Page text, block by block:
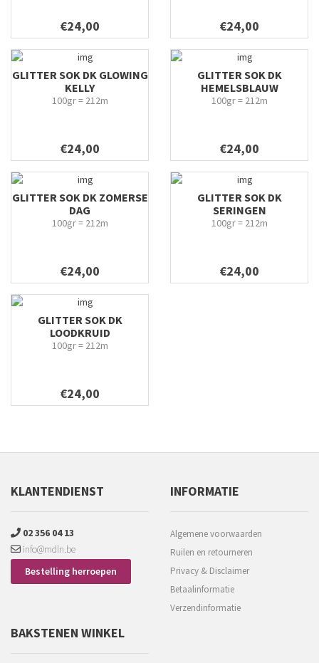
€24,00 €24,00
GLITTER SOK DK GLOWING
KELLY
100gr = 212m
€24,00
GLITTER SOK DK
HEMELSBLAUW
100gr = 212m
€24,00
GLITTER SOK DK ZOMERSE
DAG
100gr = 212m
€24,00
GLITTER SOK DK
SERINGEN
100gr = 212m
€24,00
GLITTER SOK DK
LOODKRUID
100gr = 212m
€24,00
KLANTENDIENST
02 356 04 13
info@mdln.be
Bestelling herroepen
BAKSTENEN WINKEL
INFORMATIE
Algemene voorwaarden
Ruilen en retourneren
Privacy & Disclaimer
Betaalinformatie
Verzendinformatie